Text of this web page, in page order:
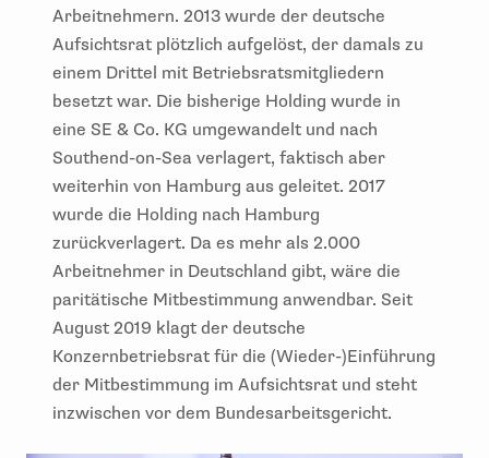
Arbeitnehmern. 2013 wurde der deutsche
Aufsichtsrat plötzlich aufgelöst, der damals zu
einem Drittel mit Betriebsratsmitgliedern
besetzt war. Die bisherige Holding wurde in
eine SE & Co. KG umgewandelt und nach
Southend-on-Sea verlagert, faktisch aber
weiterhin von Hamburg aus geleitet. 2017
wurde die Holding nach Hamburg
zurückverlagert. Da es mehr als 2.000
Arbeitnehmer in Deutschland gibt, wäre die
paritätische Mitbestimmung anwendbar. Seit
August 2019 klagt der deutsche
Konzernbetriebsrat für die (Wieder-)Einführung
der Mitbestimmung im Aufsichtsrat und steht
inzwischen vor dem Bundesarbeitsgericht.